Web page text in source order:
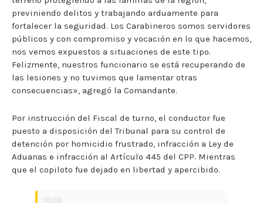
previniendo delitos y trabajando arduamente para
fortalecer la seguridad. Los Carabineros somos servidores
públicos y con compromiso y vocación en lo que hacemos,
nos vemos expuestos a situaciones de este tipo.
Felizmente, nuestros funcionario se está recuperando de
las lesiones y no tuvimos que lamentar otras
consecuencias», agregó la Comandante.
Por instrucción del Fiscal de turno, el conductor fue
puesto a disposición del Tribunal para su control de
detención por homicidio frustrado, infracción a Ley de
Aduanas e infracción al Artículo 445 del CPP. Mientras
que el copiloto fue dejado en libertad y apercibido.